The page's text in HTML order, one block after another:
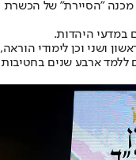
מכנה "הסיירת" של הכשרת
במדעי היהדות.
ושני וכן לימודי הוראה,
ללמד ארבע שנים בחטיבות